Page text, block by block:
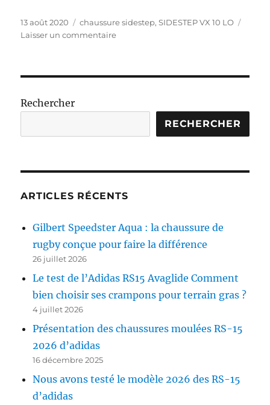
Publié
le
13 août 2020 Étiquettes
chaussure sidestep,SIDESTEP VX 10 LO
Laisser un commentairesur
VX
LO
CRAMPONS
Rechercher
RECHERCHER
ARTICLES RÉCENTS
Gilbert Speedster Aqua : la chaussure de
rugby conçue pour faire la différence
26 juillet 2026
Le test de l’Adidas RS15 Avaglide Comment
bien choisir ses crampons pour terrain gras ?
4 juillet 2026
Présentation des chaussures moulées RS-15
2026 d’adidas
16 décembre 2025
Nous avons testé le modèle 2026 des RS-15
d’adidas